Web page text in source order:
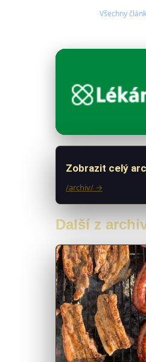
Všechny
Zobrazit celý
/archiv/ →
Další z